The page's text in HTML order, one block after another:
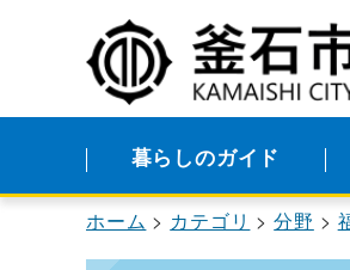
暮らしのガイド
ホーム カテゴリ 分野